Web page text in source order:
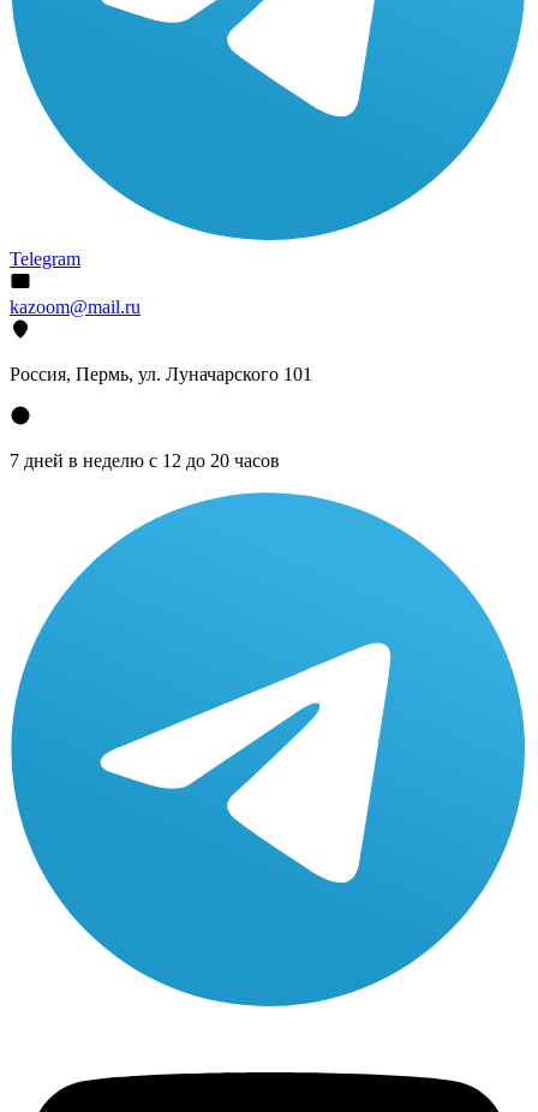
Telegram
kazoom@mail.ru
Россия, Пермь, ул. Луначарского 101
7 дней в неделю с 12 до 20 часов